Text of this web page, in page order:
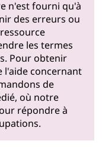
n'est fourni qu'à
des erreurs ou
les termes
Pour obtenir
l'aide concernant
de
où notre
répondre à